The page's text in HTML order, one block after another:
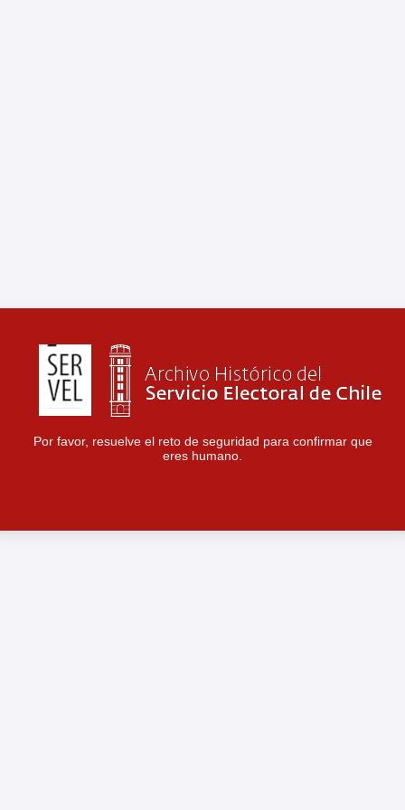
Por favor, resuelve el reto de seguridad para confirmar que
eres humano.